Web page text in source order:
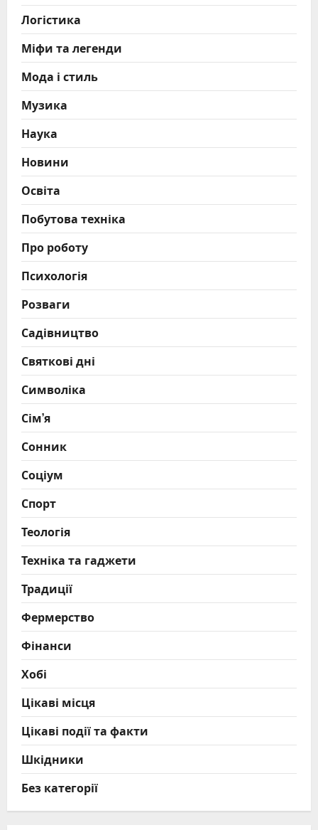
Логістика
Міфи та легенди
Мода і стиль
Музика
Наука
Новини
Освіта
Побутова техніка
Про роботу
Психологія
Розваги
Садівництво
Святкові дні
Символіка
Сім’я
Сонник
Соціум
Спорт
Теологія
Техніка та гаджети
Традиції
Фермерство
Фінанси
Хобі
Цікаві місця
Цікаві події та факти
Шкідники
Без категорії